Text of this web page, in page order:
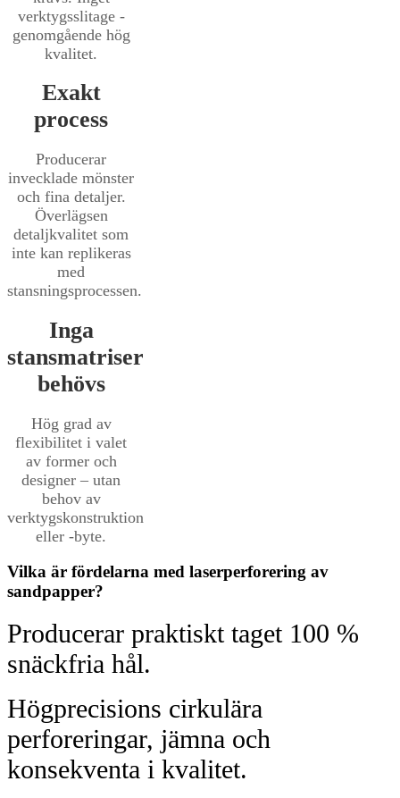
verktygsslitage -
genomgående hög
kvalitet.
Exakt
process
Producerar
invecklade mönster
och fina detaljer.
Överlägsen
detaljkvalitet som
inte kan replikeras
med
stansningsprocessen.
Inga
stansmatriser
behövs
Hög grad av
flexibilitet i valet
av former och
designer – utan
behov av
verktygskonstruktion
eller -byte.
Vilka är fördelarna med laserperforering av
sandpapper?
Producerar praktiskt taget 100 %
snäckfria hål.
Högprecisions cirkulära
perforeringar, jämna och
konsekventa i kvalitet.